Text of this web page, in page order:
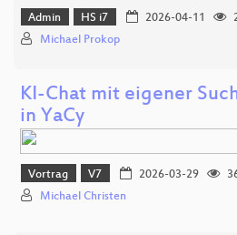
Admin HS i7 2026-04-11
Michael Prokop
KI-Chat mit eigener
in YaCy
Vortrag V7 2026-03-29
Michael Christen